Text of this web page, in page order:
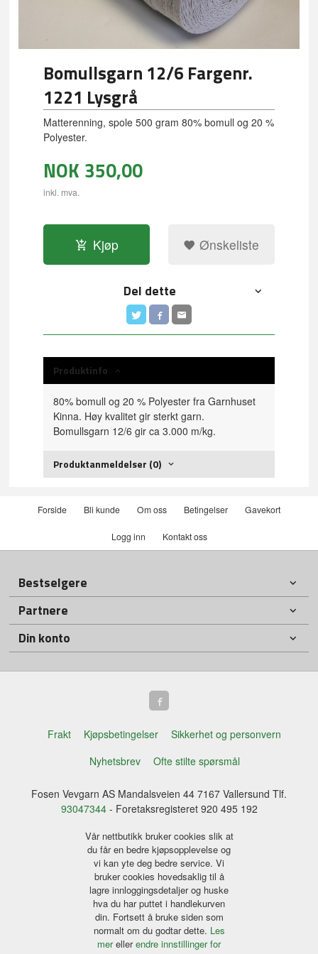
Bomullsgarn 12/6 Fargenr.
1221 Lysgrå
Matterenning, spole 500 gram 80% bomull og 20 %
Polyester.
NOK 350,00
inkl. mva.
Kjøp Ønskeliste
Del dette
Produktinfo
80% bomull og 20 % Polyester fra Garnhuset
Kinna. Høy kvalitet gir sterkt garn.
Bomullsgarn 12/6 gir ca 3.000 m/kg.
Produktanmeldelser (0)
Forside Bli kunde Om oss Betingelser Gavekort
Logg inn Kontakt oss
Bestselgere
Partnere
Din konto
Frakt Kjøpsbetingelser
Sikkerhet og personvern
Nyhetsbrev
Ofte stilte spørsmål
Fosen Vevgarn AS Mandalsveien 44 7167 Vallersund Tlf.
93047344- Foretaksregisteret 920 495 192
Vår nettbutikk bruker cookies slik at
du får en bedre kjøpsopplevelse og
vi kan yte deg bedre service. Vi
bruker cookies hovedsaklig til å
lagre innloggingsdetaljer og huske
hva du har puttet i handlekurven
din. Fortsett å bruke siden som
normalt om du godtar dette. Les
merellerendre innstillinger for